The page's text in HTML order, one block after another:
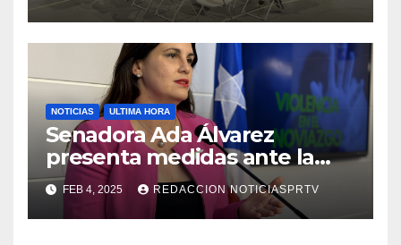
NOTICIAS ULTIMA HORA
Senadora Ada Álvarez
presenta medidas ante la
violencia en el noviazgo
FEB 4, 2025 REDACCION NOTICIASPRTV